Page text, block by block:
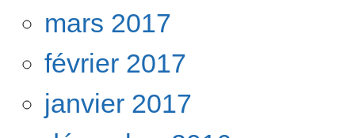
mars 2017
février 2017
janvier 2017